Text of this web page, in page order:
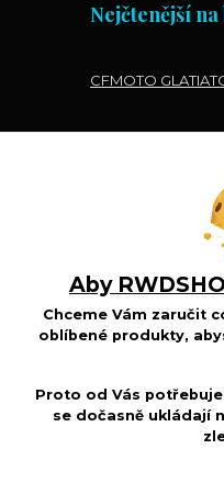
Nejčtenější
CFMOTO
Aby
Chceme Vám zaručit
oblíbené produkty,
Proto od Vás
se dočasně ukládají